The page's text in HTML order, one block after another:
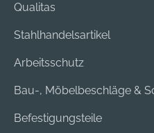
Qualitas
Stahlhandelsartikel
Arbeitsschutz
Bau-, Möbelbeschläge &
Befestigungsteile